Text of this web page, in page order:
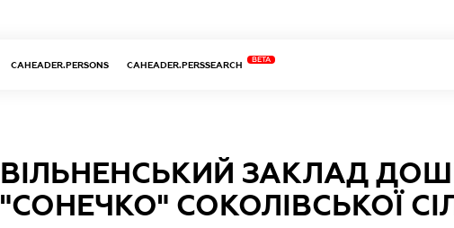
CAHEADER.PERSONS CAHEADER.PERSSEARCH
BETA
ВІЛЬНЕНСЬКИЙ ЗАКЛАД
"СОНЕЧКО" СОКОЛІВСЬКОЇ